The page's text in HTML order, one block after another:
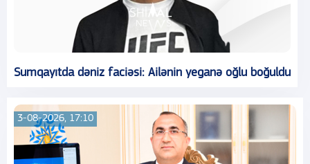
Sumqayıtda dəniz faciəsi: Ailənin yeganə oğlu boğuldu
3-08-2026, 17:10